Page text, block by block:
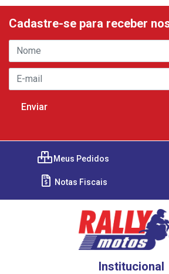
Cadastre-se para receber
Meus Pedidos
Notas Fiscais
Institucional